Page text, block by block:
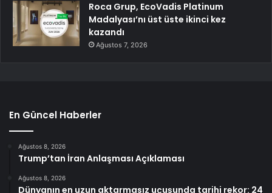
Roca Grup, EcoVadis Platinum
Madalyası’nı üst üste ikinci kez
kazandı
Ağustos 7, 2026
En Güncel Haberler
Ağustos 8, 2026
Trump’tan İran Anlaşması Açıklaması
Ağustos 8, 2026
Dünyanın en uzun aktarmasız uçuşunda tarihi rekor: 24